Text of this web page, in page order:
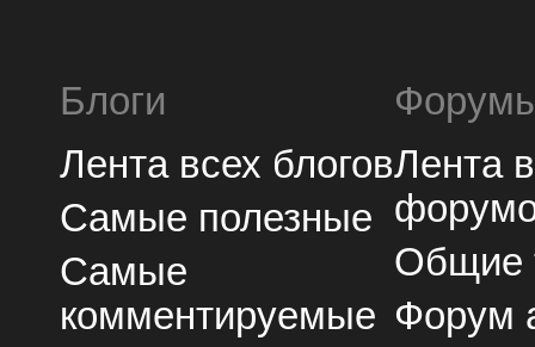
Блоги
Лента всех блогов
Самые полезные
Самые
комментируемые
Лента
Общие
Форум